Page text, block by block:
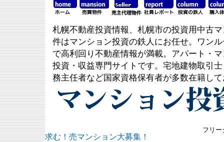
札幌不動産投資情報、札幌市の投資用中古
件はマンション投資の鉄人にお任せ。ワン
で高利回り不動産情報が満載。アパート・
投資・収益専門サイトです。宅地建物取引
務主任者など国家資格保有者が多数在籍し
求む！売マンション大募集！
フリー